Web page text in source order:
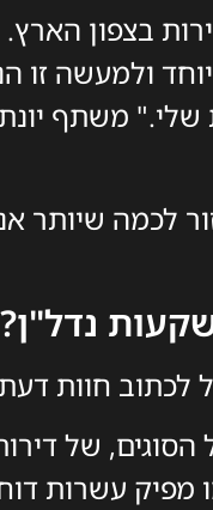
בצפון
ולמעשה
שלי." משתף
לכמה שיותר
נדל"ן?
חוות
הסוגים, של
מפיק עשרות